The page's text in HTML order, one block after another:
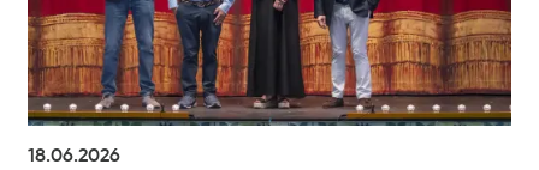
18.06.2026